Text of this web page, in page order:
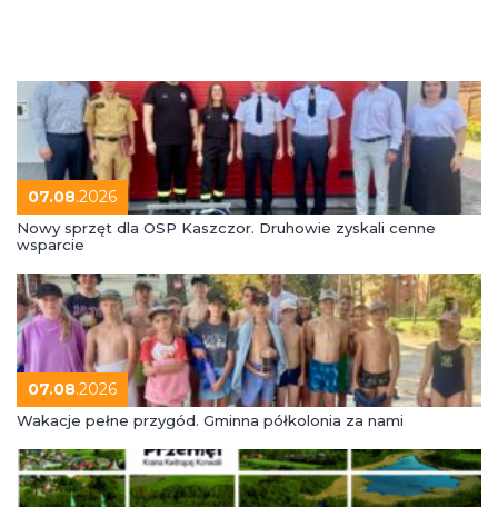
07.08.2026
Nowy sprzęt dla OSP Kaszczor. Druhowie zyskali cenne
wsparcie
07.08.2026
Wakacje pełne przygód. Gminna półkolonia za nami